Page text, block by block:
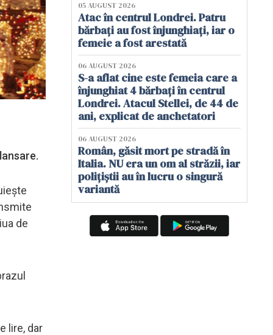
de
lire, dar
05 AUGUST 2026
Atac în centrul Londrei. Patru
bărbați au fost înjunghiați, iar o
femeie a fost arestată
06 AUGUST 2026
S-a aflat cine este femeia care a
înjunghiat 4 bărbați în centrul
Londrei. Atacul Stellei, de 44 de
ani, explicat de anchetatori
06 AUGUST 2026
Român, găsit mort pe stradă în
Italia. NU era un om al străzii, iar
polițiștii au în lucru o singură
variantă